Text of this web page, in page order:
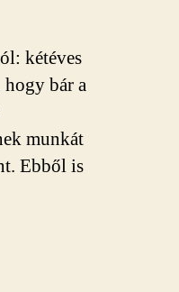
kétéves
bár a
munkát
Ebből is